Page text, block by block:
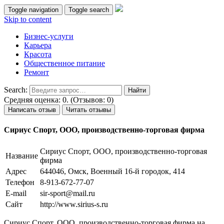
Toggle navigation Toggle search
Skip to content
Бизнес-услуги
Карьера
Красота
Общественное питание
Ремонт
Search:
Средняя оценка: 0. (Отзывов: 0)
Написать отзыв Читать отзывы
Сириус Спорт, ООО, производственно-торговая фирма
Название
Сириус Спорт, ООО, производственно-торговая
фирма
Адрес
644046, Омск, Военный 16-й городок, 414
Телефон
8-913-672-77-07
E-mail
sir-sport@mail.ru
Сайт
http://www.sirius-s.ru